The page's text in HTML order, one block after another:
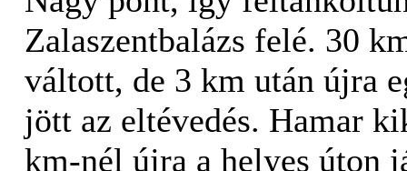
Zalaszentbalázs felé. 30
váltott, de 3 km után újra
jött az eltévedés. Hamar
km-nél újra a helyes úton